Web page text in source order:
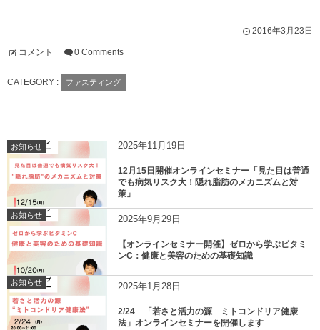
2016年3月23日
コメント 0 Comments
CATEGORY : ファスティング
お知らせ 2025年11月19日
12月15日開催オンラインセミナー「見た目は普通
でも病気リスク大！隠れ脂肪のメカニズムと対
策」
お知らせ 2025年9月29日
【オンラインセミナー開催】ゼロから学ぶビタミ
ンC：健康と美容のための基礎知識
お知らせ 2025年1月28日
2/24 「若さと活力の源 ミトコンドリア健康
法」オンラインセミナーを開催します